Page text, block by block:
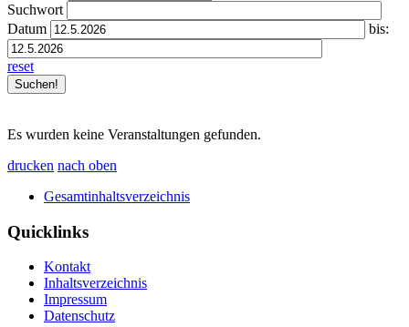
Suchwort
Datum
bis:
reset
Es wurden keine Veranstaltungen gefunden.
drucken nach oben
Gesamtinhaltsverzeichnis
Quicklinks
Kontakt
Inhaltsverzeichnis
Impressum
Datenschutz